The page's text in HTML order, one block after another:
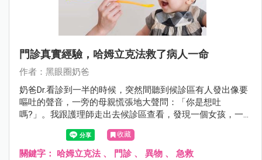
門診真實經驗，哈姆立克法救了病人一命
作者：黑眼圈奶爸
奶爸Dr.看診到一半的時候，突然間聽到候診區有人發出像要
嘔吐的聲音，一旁的母親慌張地大聲問：「你是想吐
嗎?」。我跟護理師走出去候診區查看，發現一個女孩，一
手捏著自己的喉嚨，另外一手像是溺水般在空中抓東西，好
像很辛苦，在掙扎一樣，沒有辦法說話呼吸，雙腳站不穩，
不斷地亂抓，想要拼命呼吸、求救。
收藏
關鍵字： 哈姆立克法 、 門診 、 異物 、 急救